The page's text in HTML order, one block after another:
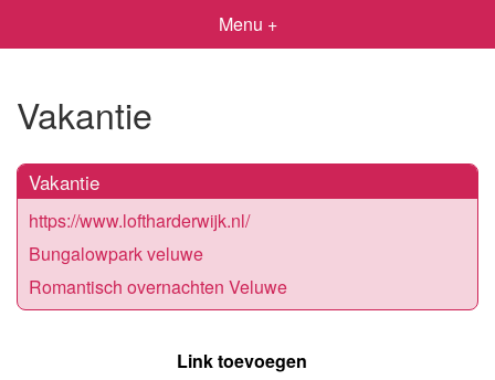
Menu +
Vakantie
Vakantie
https://www.loftharderwijk.nl/
Bungalowpark veluwe
Romantisch overnachten Veluwe
Link toevoegen